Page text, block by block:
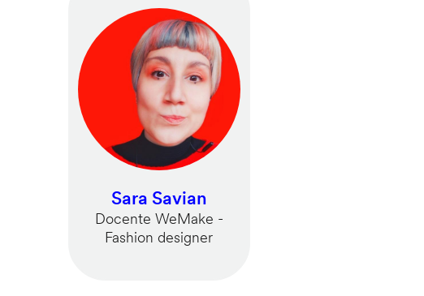
Sara Savian
Docente WeMake -
Fashion designer